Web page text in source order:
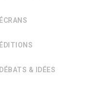
ÉCRANS
ÉDITIONS
DÉBATS & IDÉES